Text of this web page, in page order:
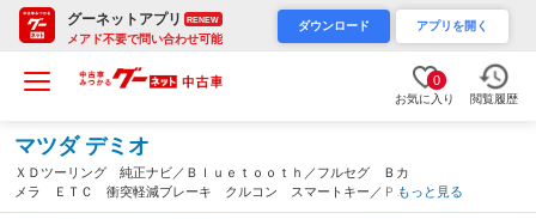
グーネットアプリ RENEW
メアド不要で問い合わせ可能
ダウンロード アプリを開く
0
お気に入り 閲覧履歴
マツダ デミオ
ＸＤツーリング 純正ナビ／Ｂｌｕｅｔｏｏｔｈ／フルセグ Ｂカ
メラ ＥＴＣ 衝突軽減ブレーキ クルコン スマートキー／Ｐス
タート ＬＥＤヘッドライト アイドリングストップ 電格ミラ
もっと見る